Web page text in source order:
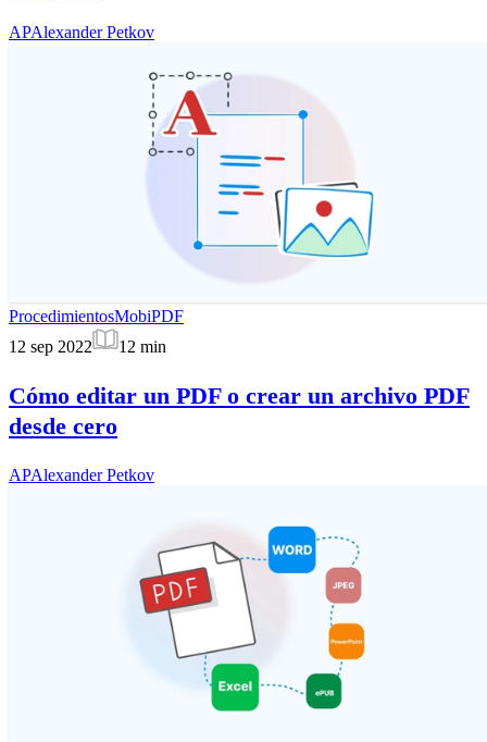
APAlexander Petkov
ProcedimientosMobiPDF
12 sep 2022
12 min
Cómo editar un PDF o crear un archivo PDF
desde cero
APAlexander Petkov